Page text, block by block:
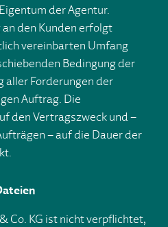
der Agentur.
den Kunden erfolgt
vereinbarten Umfang
Bedingung der
aller Forderungen der
Auftrag. Die
den Vertragszweck und –
– auf die Dauer der
Co. KG ist nicht verpflichtet,